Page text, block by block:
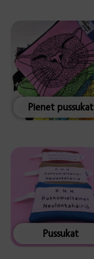
Pienet pussukat
Pussukat